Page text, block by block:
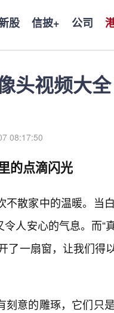
股 信披+ 公司
头视频大
08:17:50
的点滴闪光
不散家中的温暖。当
人安心的气息。而“
一扇窗，让我们得
意的雕琢，它们只